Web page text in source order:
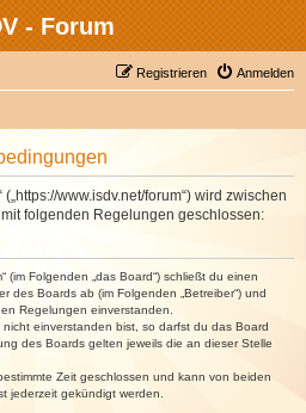
- Forum
Anmelden
Registrieren
(„https://www.isdv.net/forum“) wird zwischen
folgenden Regelungen geschlossen:
(im Folgenden „das Board“) schließt du einen
des Boards ab (im Folgenden „Betreiber“) und
Regelungen einverstanden.
einverstanden bist, so darfst du das Board
des Boards gelten jeweils die an dieser Stelle
Zeit geschlossen und kann von beiden
jederzeit gekündigt werden.